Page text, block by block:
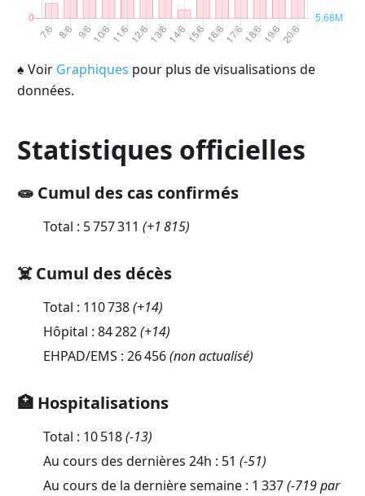
♠ Voir Graphiques pour plus de visualisations de
données.
Statistiques officielles
🧫 Cumul des cas confirmés
Total : 5 757 311 (+1 815)
☠️ Cumul des décès
Total : 110 738(+14)
Hôpital : 84 282(+14)
EHPAD/EMS : 26 456(non actualisé)
🏥 Hospitalisations
Total : 10 518(-13)
Au cours des dernières 24h : 51 (-51)
Au cours de la dernière semaine : 1 337(-719 par